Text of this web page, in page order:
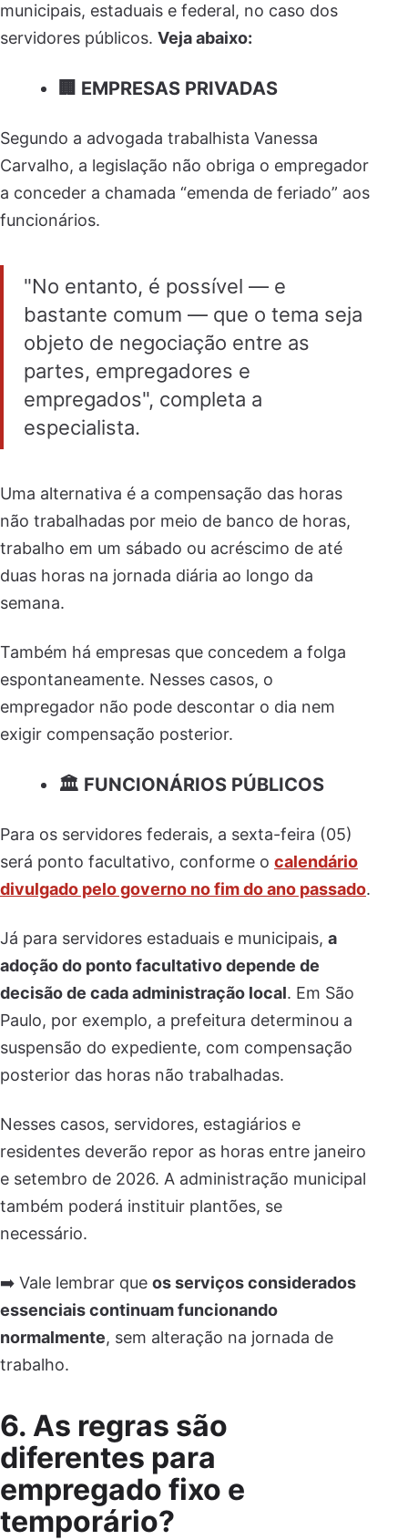
municipais, estaduais e federal, no caso dos
servidores públicos. Veja abaixo:
🏢 EMPRESAS PRIVADAS
Segundo a advogada trabalhista Vanessa
Carvalho, a legislação não obriga o empregador
a conceder a chamada “emenda de feriado” aos
funcionários.
"No entanto, é possível — e
bastante comum — que o tema seja
objeto de negociação entre as
partes, empregadores e
empregados", completa a
especialista.
Uma alternativa é a compensação das horas
não trabalhadas por meio de banco de horas,
trabalho em um sábado ou acréscimo de até
duas horas na jornada diária ao longo da
semana.
Também há empresas que concedem a folga
espontaneamente. Nesses casos, o
empregador não pode descontar o dia nem
exigir compensação posterior.
🏛️ FUNCIONÁRIOS PÚBLICOS
Para os servidores federais, a sexta-feira (05)
será ponto facultativo, conforme o calendário
divulgado pelo governo no fim do ano passado.
Já para servidores estaduais e municipais, a
adoção do ponto facultativo depende de
decisão de cada administração local. Em São
Paulo, por exemplo, a prefeitura determinou a
suspensão do expediente, com compensação
posterior das horas não trabalhadas.
Nesses casos, servidores, estagiários e
residentes deverão repor as horas entre janeiro
e setembro de 2026. A administração municipal
também poderá instituir plantões, se
necessário.
➡️ Vale lembrar que os serviços considerados
essenciais continuam funcionando
normalmente, sem alteração na jornada de
trabalho.
6. As regras são
diferentes para
empregado fixo e
temporário?